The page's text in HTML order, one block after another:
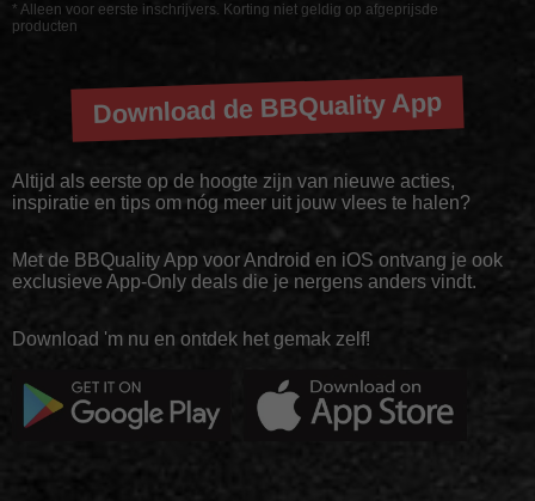
* Alleen voor eerste inschrijvers. Korting niet geldig op afgeprijsde
producten
Download de BBQuality App
Altijd als eerste op de hoogte zijn van nieuwe acties,
inspiratie en tips om nóg meer uit jouw vlees te halen?
Met de BBQuality App voor Android en iOS ontvang je ook
exclusieve App-Only deals die je nergens anders vindt.
Download 'm nu en ontdek het gemak zelf!